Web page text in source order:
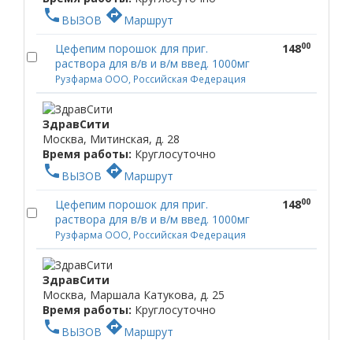
phone ВЫЗОВ directionsМаршрут
Цефепим порошок для приг.
раствора для в/в и в/м введ. 1000мг
Рузфарма ООО, Российская Федерация
14800
ЗдравСити
Москва, Митинская, д. 28
Время работы: Круглосуточно
phone ВЫЗОВ directionsМаршрут
Цефепим порошок для приг.
раствора для в/в и в/м введ. 1000мг
Рузфарма ООО, Российская Федерация
14800
ЗдравСити
Москва, Маршала Катукова, д. 25
Время работы: Круглосуточно
phone ВЫЗОВ directionsМаршрут